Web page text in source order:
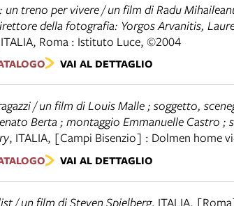
un treno per vivere / un film di Radu
della fotografia: Yorgos Arvanitis,
ITALIA, Roma : Istituto Luce, ©2004
VAI AL DETTAGLIO
/ un film di Louis Malle ; soggetto,
Berta ; montaggio Emmanuelle Castro
, ITALIA, [Campi Bisenzio] : Dolmen home
VAI AL DETTAGLIO
/ un film di Steven Spielberg, ITALIA,